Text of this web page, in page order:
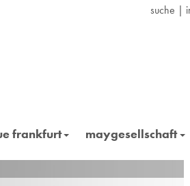
suche |
frankfurt maygesellschaft